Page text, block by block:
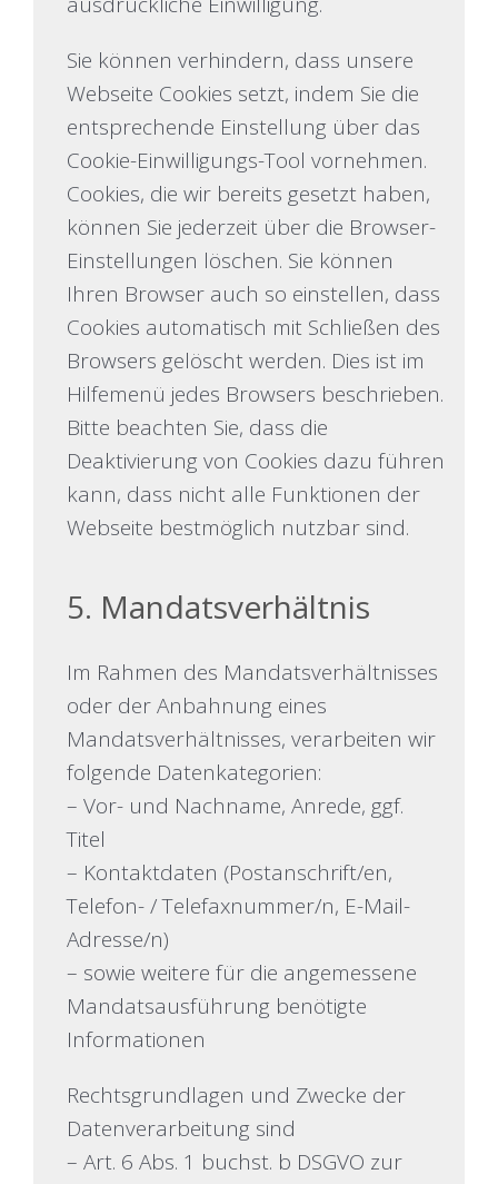
Sie können verhindern, dass unsere
Webseite Cookies setzt, indem Sie die
entsprechende Einstellung über das
Cookie-Einwilligungs-Tool vornehmen.
Cookies, die wir bereits gesetzt haben,
können Sie jederzeit über die Browser-
Einstellungen löschen. Sie können
Ihren Browser auch so einstellen, dass
Cookies automatisch mit Schließen des
Browsers gelöscht werden. Dies ist im
Hilfemenü jedes Browsers beschrieben.
Bitte beachten Sie, dass die
Deaktivierung von Cookies dazu führen
kann, dass nicht alle Funktionen der
Webseite bestmöglich nutzbar sind.
5. Mandatsverhältnis
Im Rahmen des Mandatsverhältnisses
oder der Anbahnung eines
Mandatsverhältnisses, verarbeiten wir
folgende Datenkategorien:
– Vor- und Nachname, Anrede, ggf.
Titel
– Kontaktdaten (Postanschrift/en,
Telefon- / Telefaxnummer/n, E-Mail-
Adresse/n)
– sowie weitere für die angemessene
Mandatsausführung benötigte
Informationen
Rechtsgrundlagen und Zwecke der
Datenverarbeitung sind
– Art. 6 Abs. 1 buchst. b DSGVO zur